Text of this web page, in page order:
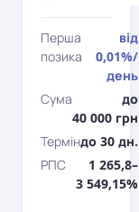
Перша
позика
від
0,01%/
день
Сума
до
40 000 грн
Терміндо 30 дн.
РПС
1 265,8–
3 549,15%